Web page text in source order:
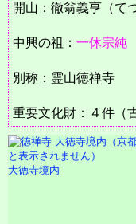
開山：徹翁義亨（て
中興の祖： 一休宗純
別称：霊山徳禅寺
重要文化財：４件（
大徳寺境内